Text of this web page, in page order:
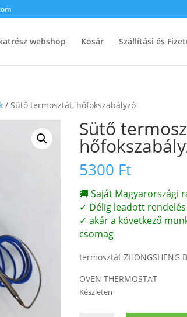
webshop Kosár Szállítási és
/ Sütő termosztát, hőfokszabályzó
Sütő
5300 Ft
🚚 Saját Magyarországi
✓ Délig leadott
✓ akár a következő
csomag
termosztát ZHONGSHENG
OVEN THERMOSTAT
Készleten